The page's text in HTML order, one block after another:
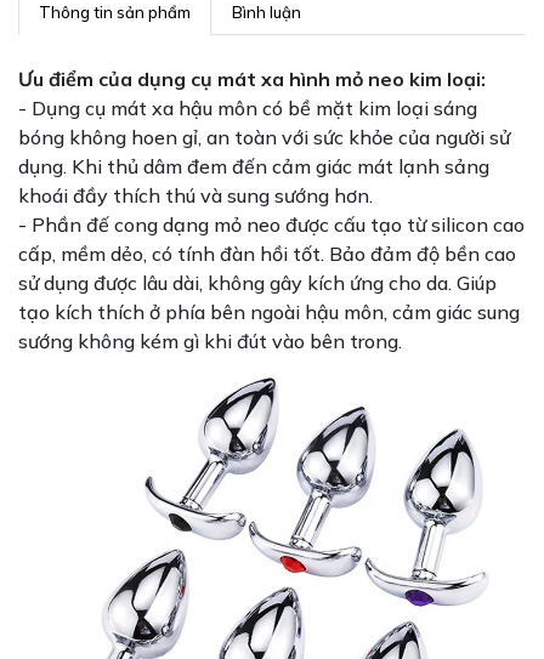
Thông tin sản phẩm Bình luận
Ưu điểm của dụng cụ mát xa hình mỏ neo kim loại:
- Dụng cụ mát xa hậu môn có bề mặt kim loại sáng
bóng không hoen gỉ, an toàn với sức khỏe của người sử
dụng. Khi thủ dâm đem đến cảm giác mát lạnh sảng
khoái đầy thích thú và sung sướng hơn.
- Phần đế cong dạng mỏ neo được cấu tạo từ silicon cao
cấp, mềm dẻo, có tính đàn hồi tốt. Bảo đảm độ bền cao
sử dụng được lâu dài, không gây kích ứng cho da. Giúp
tạo kích thích ở phía bên ngoài hậu môn, cảm giác sung
sướng không kém gì khi đút vào bên trong.